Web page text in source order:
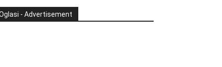
- Advertisement